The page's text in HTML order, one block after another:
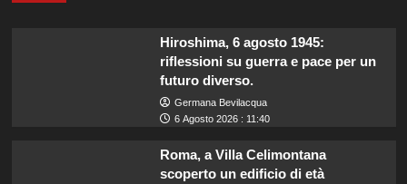
Hiroshima, 6 agosto 1945:
riflessioni su guerra e pace per un
futuro diverso.
Germana Bevilacqua
6 Agosto 2026 : 11:40
Roma, a Villa Celimontana
scoperto un edificio di età